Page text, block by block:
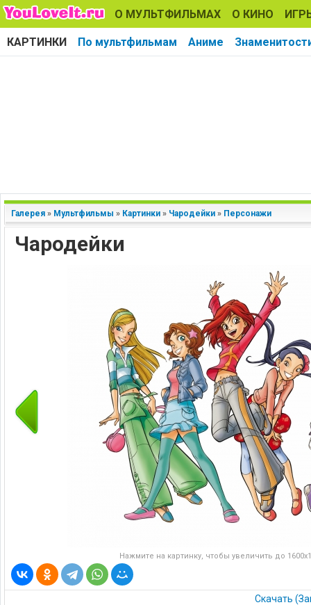
О МУЛЬТФИЛЬМАХ О КИНО
КАРТИНКИ По мультфильмам Аниме
Галерея » Мультфильмы » Картинки » Чародейки » Персонажи
Чародейки
Нажмите на картинку, чтобы увеличить до
Скачать